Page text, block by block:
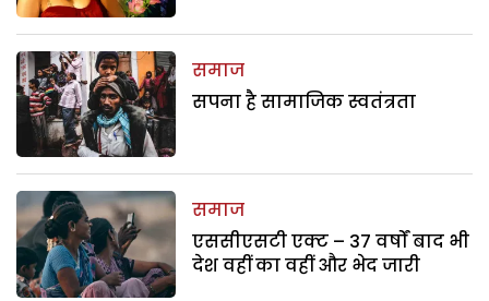
समाज
सपना है सामाजिक स्वतंत्रता
समाज
एससीएसटी एक्ट – 37 वर्षों बाद भी
देश वहीं का वहीं और भेद जारी